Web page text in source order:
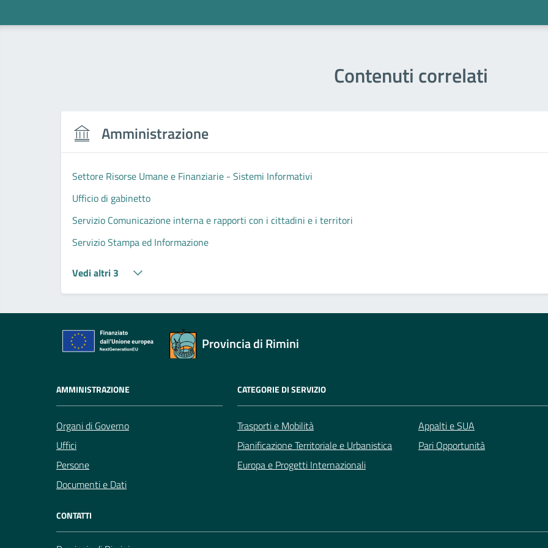
Contenuti correlati
Amministrazione
Settore Risorse Umane e Finanziarie - Sistemi Informativi
Ufficio di gabinetto
Servizio Comunicazione interna e rapporti con i cittadini e i territori
Servizio Stampa ed Informazione
Vedi altri 3
Provincia di Rimini
AMMINISTRAZIONE
Organi di Governo
Uffici
Persone
Documenti e Dati
CATEGORIE DI SERVIZIO
Trasporti e Mobilità
Pianificazione Territoriale e Urbanistica
Europa e Progetti Internazionali
Appalti e SUA
Pari Opportunità
CONTATTI